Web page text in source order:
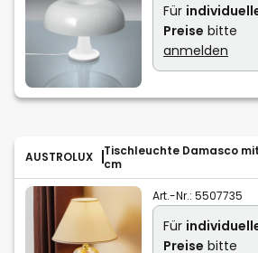
Für
Preise bitte
anmelden
AUSTROLUX
Tischleuchte Damasco
cm
Art.-Nr.: 5507735
Für
Preise bitte